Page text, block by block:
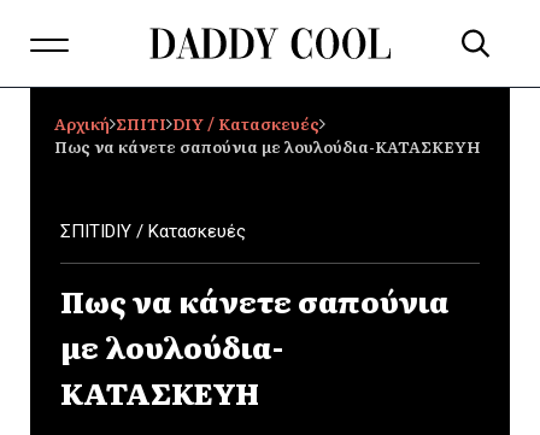
Αρχική ΣΠΙΤΙ DIY / Κατασκευές
Πως να κάνετε σαπούνια με λουλούδια-ΚΑΤΑΣΚΕΥΗ
ΣΠΙΤΙDIY / Κατασκευές
Πως να κάνετε σαπούνια
με λουλούδια-
ΚΑΤΑΣΚΕΥΗ